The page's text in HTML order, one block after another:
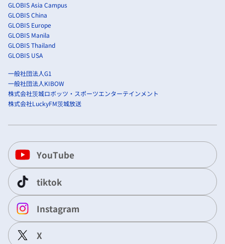
GLOBIS Asia Campus
GLOBIS China
GLOBIS Europe
GLOBIS Manila
GLOBIS Thailand
GLOBIS USA
一般社団法人G1
一般社団法人KIBOW
株式会社茨城ロボッツ・スポーツエンターテインメント
株式会社LuckyFM茨城放送
YouTube
tiktok
Instagram
X